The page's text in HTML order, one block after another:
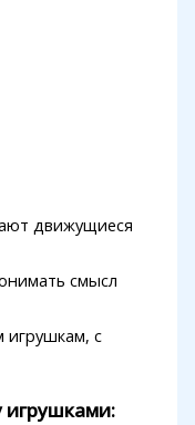
движущиеся
смысл
игрушкам, с
игрушками: